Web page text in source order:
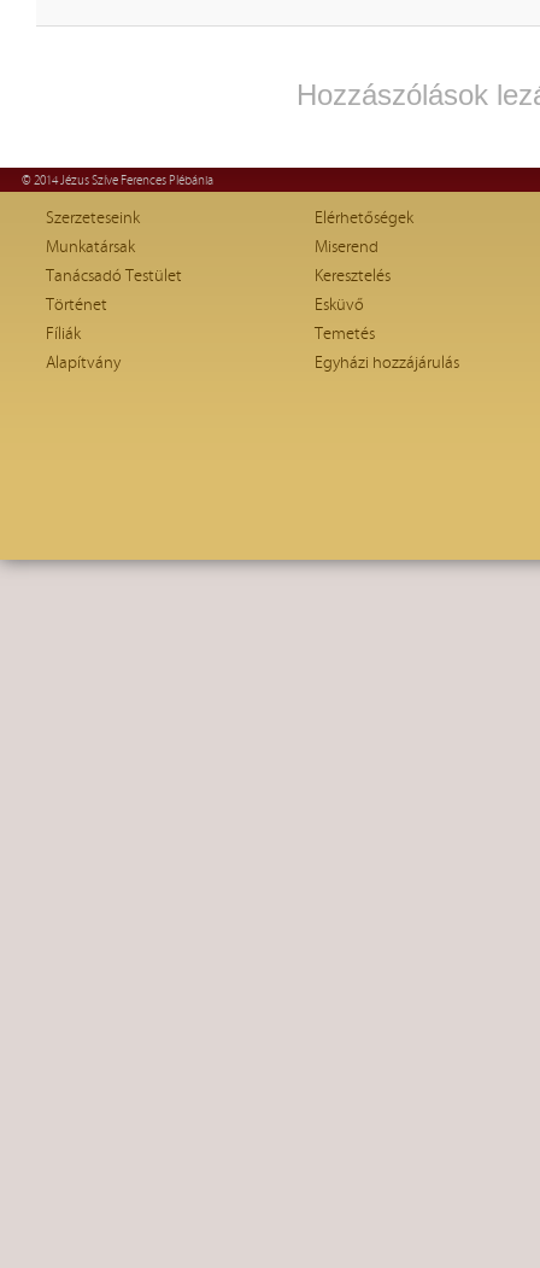
Hozzászólások
© 2014 Jézus Szíve Ferences Plébánia
Szerzeteseink
Munkatársak
Tanácsadó Testület
Történet
Fíliák
Alapítvány
Elérhetőségek
Miserend
Keresztelés
Esküvő
Temetés
Egyházi hozzájárulás